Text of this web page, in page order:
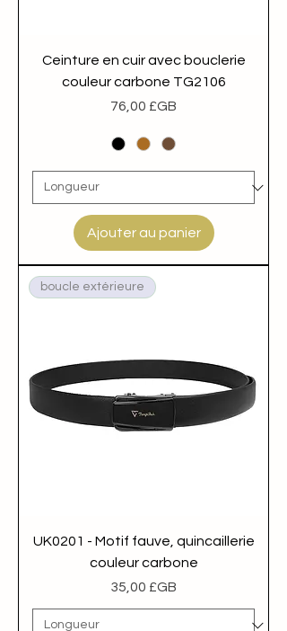
s'adaptent à toutes les
morphologies.
Ceinture en cuir avec bouclerie
couleur carbone TG2106
Prix
76,00 £GB
Ajouter au panier
boucle extérieure
UK0201 - Motif fauve, quincaillerie
couleur carbone
Prix
35,00 £GB